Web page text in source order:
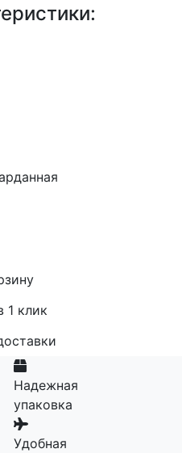
1 клик
Надежная
упаковка
Удобная